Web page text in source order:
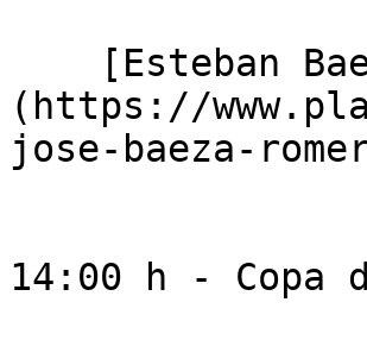
(https://
jose-baeza-
14:00 h - Copa